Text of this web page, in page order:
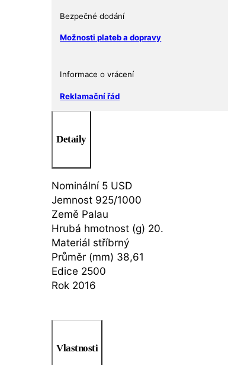
Bezpečné dodání
Možnosti plateb a dopravy
Informace o vrácení
Reklamační řád
Detaily
Nominální 5 USD
Jemnost 925/1000
Země Palau
Hrubá hmotnost (g) 20.
Materiál stříbrný
Průměr (mm) 38,61
Edice 2500
Rok 2016
Vlastnosti